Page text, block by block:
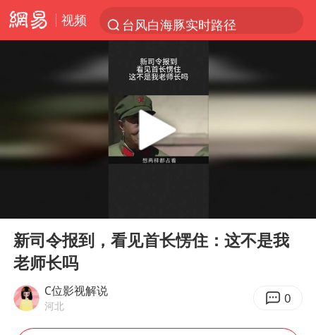
视频
台风白海豚实时路径
沙特土耳其巴基斯坦签署共同防务协议
中医教你一招提升气血
胡彦斌韩磊 谁帮谁
四川宜宾市高县4.9级地震致1人死亡
Play
新司令报到，看见首长愣住：这不是我
老师长吗
C位影视解说
河北 0